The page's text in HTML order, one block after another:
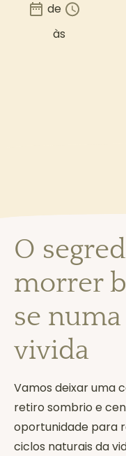
de
às
O
morrer
se
vivida
Vamos deixar uma
retiro sombrio e
oportunidade para
ciclos naturais da